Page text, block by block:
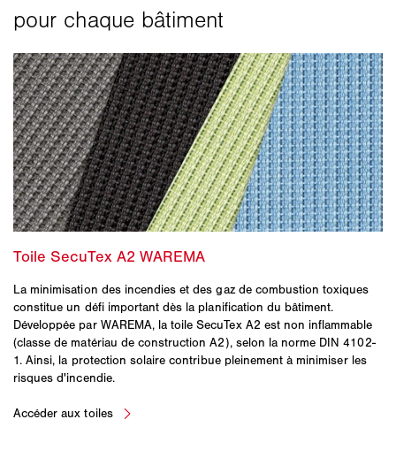
La minimisation des incendies et des gaz de combustion toxiques
constitue un défi important dès la planification du bâtiment.
Développée par WAREMA, la toile SecuTex A2 est non inflammable
(classe de matériau de construction A2), selon la norme DIN 4102-
1. Ainsi, la protection solaire contribue pleinement à minimiser les
risques d'incendie.